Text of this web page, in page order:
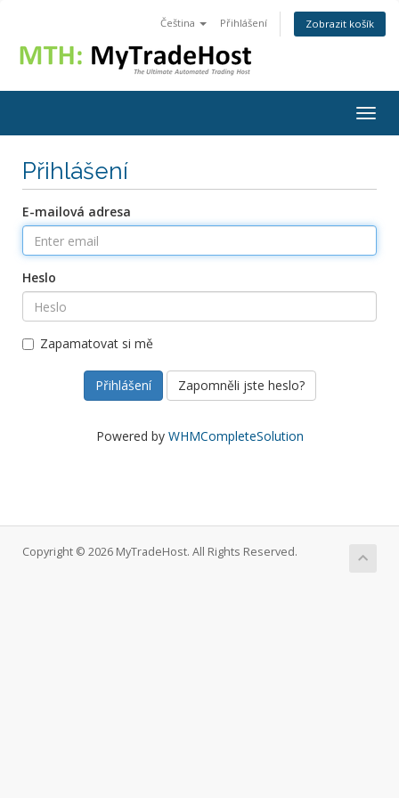
Čeština Přihlášení Zobrazit košík
Přihlášení
E-mailová adresa
Heslo
Zapamatovat si mě
Zapomněli jste heslo?
Powered by WHMCompleteSolution
Copyright © 2026 MyTradeHost. All Rights Reserved.